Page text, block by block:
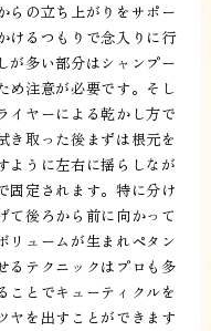
らの立ち上がりをサポー
けるつもりで念入りに行
が多い部分はシャンプー
め注意が必要です。そし
イヤーによる乾かし方で
き取った後まずは根元を
ように左右に揺らしなが
固定されます。特に分け
て後ろから前に向かって
リュームが生まれペタン
るテクニックはプロも多
ことでキューティクルを
ヤを出すことができます